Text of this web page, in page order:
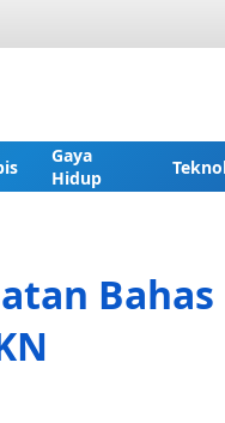
Gaya
Hidup
Bahas